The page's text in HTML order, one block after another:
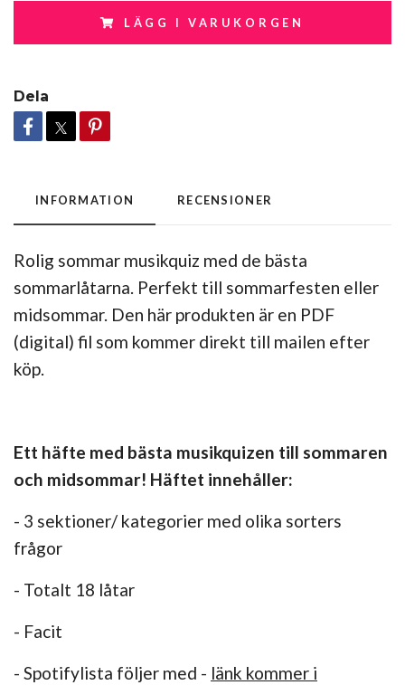
LÄGG I VARUKORGEN
Dela
INFORMATION RECENSIONER
Rolig sommar musikquiz med de bästa
sommarlåtarna. Perfekt till sommarfesten eller
midsommar. Den här produkten är en PDF
(digital) fil som kommer direkt till mailen efter
köp.
Ett häfte med bästa musikquizen till sommaren
och midsommar! Häftet innehåller:
- 3 sektioner/ kategorier med olika sorters
frågor
- Totalt 18 låtar
- Facit
- Spotifylista följer med - länk kommer i